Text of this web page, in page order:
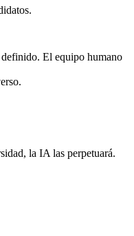
El equipo humano
la IA las perpetuará.